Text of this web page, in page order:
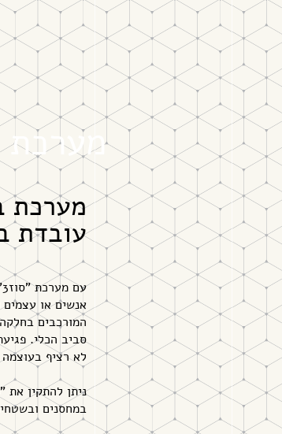
מערכת
מערכת
עובדת
אנשים או עצמים
סביב הכלי.
לא רציף בעוצמה של 50-80
במחסנים